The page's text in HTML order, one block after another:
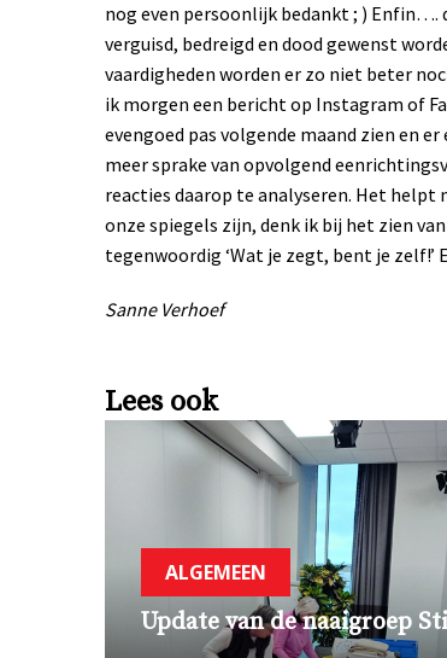
nog even persoonlijk bedankt ; ) Enfin….
verguisd, bedreigd en dood gewenst
vaardigheden worden er zo niet beter
ik morgen een bericht op Instagram of
evengoed pas volgende maand zien en
meer sprake van opvolgend
reacties daarop te analyseren. Het helpt
onze spiegels zijn, denk ik bij het zien
tegenwoordig ‘Wat je zegt, bent je zelf!’
Sanne Verhoef
Lees ook
ALGEMEEN
Update van de naaigroep